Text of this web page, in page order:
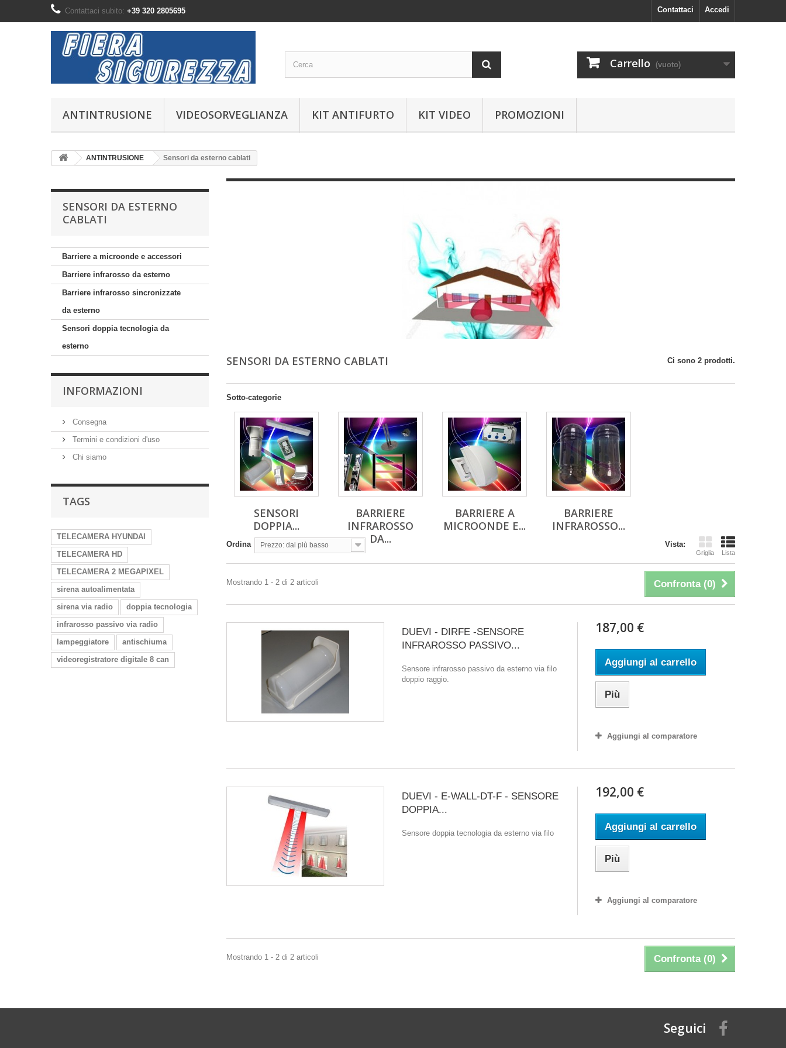
Accedi
Contattaci
Contattaci subito: +39 320 2805695
Carrello (vuoto)
ANTINTRUSIONE VIDEOSORVEGLIANZA KIT ANTIFURTO KIT VIDEO PROMOZIONI
ANTINTRUSIONE Sensori da esterno cablati
SENSORI DA ESTERNO
CABLATI
Barriere a microonde e accessori
Barriere infrarosso da esterno
Barriere infrarosso sincronizzate
da esterno
Sensori doppia tecnologia da
esterno
INFORMAZIONI
Consegna
Termini e condizioni d'uso
Chi siamo
TAGS
TELECAMERA HYUNDAI
TELECAMERA HD
TELECAMERA 2 MEGAPIXEL
sirena autoalimentata
sirena via radio
doppia tecnologia
infrarosso passivo via radio
lampeggiatore
antischiuma
videoregistratore digitale 8 can
SENSORI DA ESTERNO CABLATI Ci sono 2 prodotti.
Sotto-categorie
SENSORI
DOPPIA...
BARRIERE
INFRAROSSO
DA...
BARRIERE A
MICROONDE E...
BARRIERE
INFRAROSSO...
Vista:
Griglia Lista
Ordina Prezzo: dal più basso
Confronta (0)
Mostrando 1 - 2 di 2 articoli
DUEVI - DIRFE -SENSORE
INFRAROSSO PASSIVO...
Sensore infrarosso passivo da esterno via filo
doppio raggio.
187,00 €
Aggiungi al carrello
Più
Aggiungi al comparatore
DUEVI - E-WALL-DT-F - SENSORE
DOPPIA...
Sensore doppia tecnologia da esterno via filo
192,00 €
Aggiungi al carrello
Più
Aggiungi al comparatore
Confronta (0)
Mostrando 1 - 2 di 2 articoli
Seguici